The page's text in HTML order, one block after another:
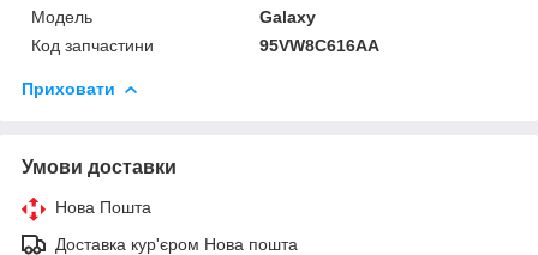
Модель
Galaxy
Код запчастини
95VW8C616AA
Приховати
Умови доставки
Нова Пошта
Доставка кур'єром Нова пошта